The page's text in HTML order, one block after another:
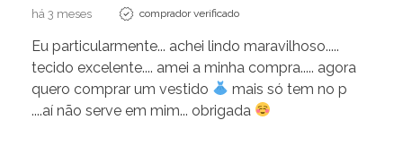
há 3 meses comprador verificado
Eu particularmente... achei lindo maravilhoso.....
tecido excelente.... amei a minha compra..... agora
quero comprar um vestido
mais só tem no p
....aí não serve em mim... obrigada